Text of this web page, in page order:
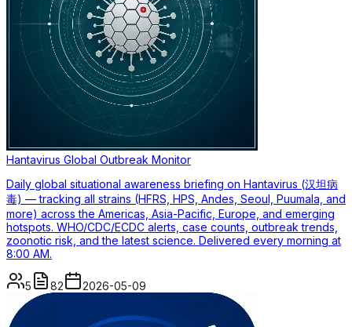
Hantavirus Global Outbreak Monitor
Daily global situational awareness briefing on Hantavirus (汉坦病
毒) — tracking all strains (HFRS, HPS, Andes, Seoul, Puumala, and
more) across the Americas, Asia-Pacific, Europe, and emerging
hotspots. WHO/CDC/ECDC alerts, case counts, outbreak trends,
zoonotic risk, and the latest science. Delivered every morning at
8:00 AM.
5 82 2026-05-09